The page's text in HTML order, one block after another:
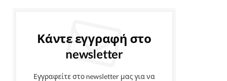
Κάντε εγγραφή στο
newsletter
Εγγραφείτε στο newsletter μας για να